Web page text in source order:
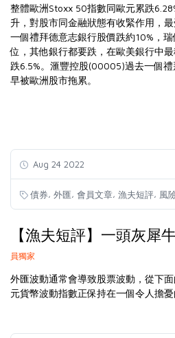
整體歐洲Stoxx 50指數同歐元累跌
升，對股市同金融狀態有收緊作用，
一個禮拜德意志銀行股價跌約10%，
位，其他銀行都要跌，在歐美銀行中
跌6.5%。滙豐控股(00005)過去一個
早被歐洲股市拖累。
Aug 24 2022
債券, 外匯, 會員文章, 漁夫短評, 風
【漁夫短評】一頭灰犀
員獨家
外匯波動通常會導致股票波動，從下
元貨幣波動指數正保持在一個令人擔憂